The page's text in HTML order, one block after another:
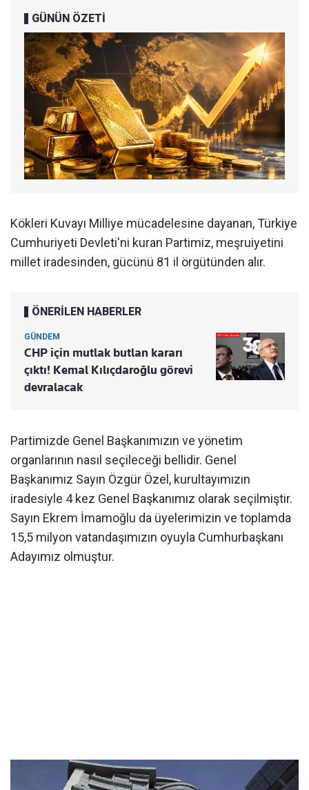
GÜNÜN ÖZETİ
Kökleri Kuvayı Milliye mücadelesine dayanan, Türkiye
Cumhuriyeti Devleti'ni kuran Partimiz, meşruiyetini
millet iradesinden, gücünü 81 il örgütünden alır.
ÖNERİLEN HABERLER
GÜNDEM
CHP için mutlak butlan kararı
çıktı! Kemal Kılıçdaroğlu görevi
devralacak
Partimizde Genel Başkanımızın ve yönetim
organlarının nasıl seçileceği bellidir. Genel
Başkanımız Sayın Özgür Özel, kurultayımızın
iradesiyle 4 kez Genel Başkanımız olarak seçilmiştir.
Sayın Ekrem İmamoğlu da üyelerimizin ve toplamda
15,5 milyon vatandaşımızın oyuyla Cumhurbaşkanı
Adayımız olmuştur.